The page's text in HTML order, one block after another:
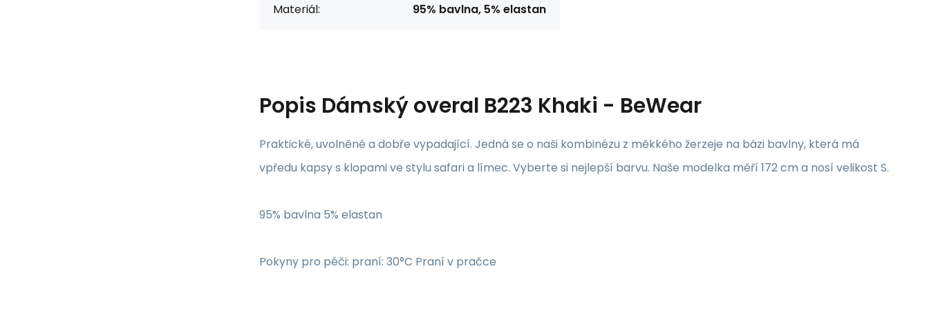
Materiál: 95% bavlna, 5% elastan
Popis Dámský overal B223 Khaki - BeWear
Praktické, uvolněné a dobře vypadající. Jedná se o naši kombinézu z měkkého žerzeje na bázi bavlny, která má
vpředu kapsy s klopami ve stylu safari a límec. Vyberte si nejlepší barvu. Naše modelka měří 172 cm a nosí velikost S.
95% bavlna 5% elastan
Pokyny pro péči: praní: 30°C Praní v pračce